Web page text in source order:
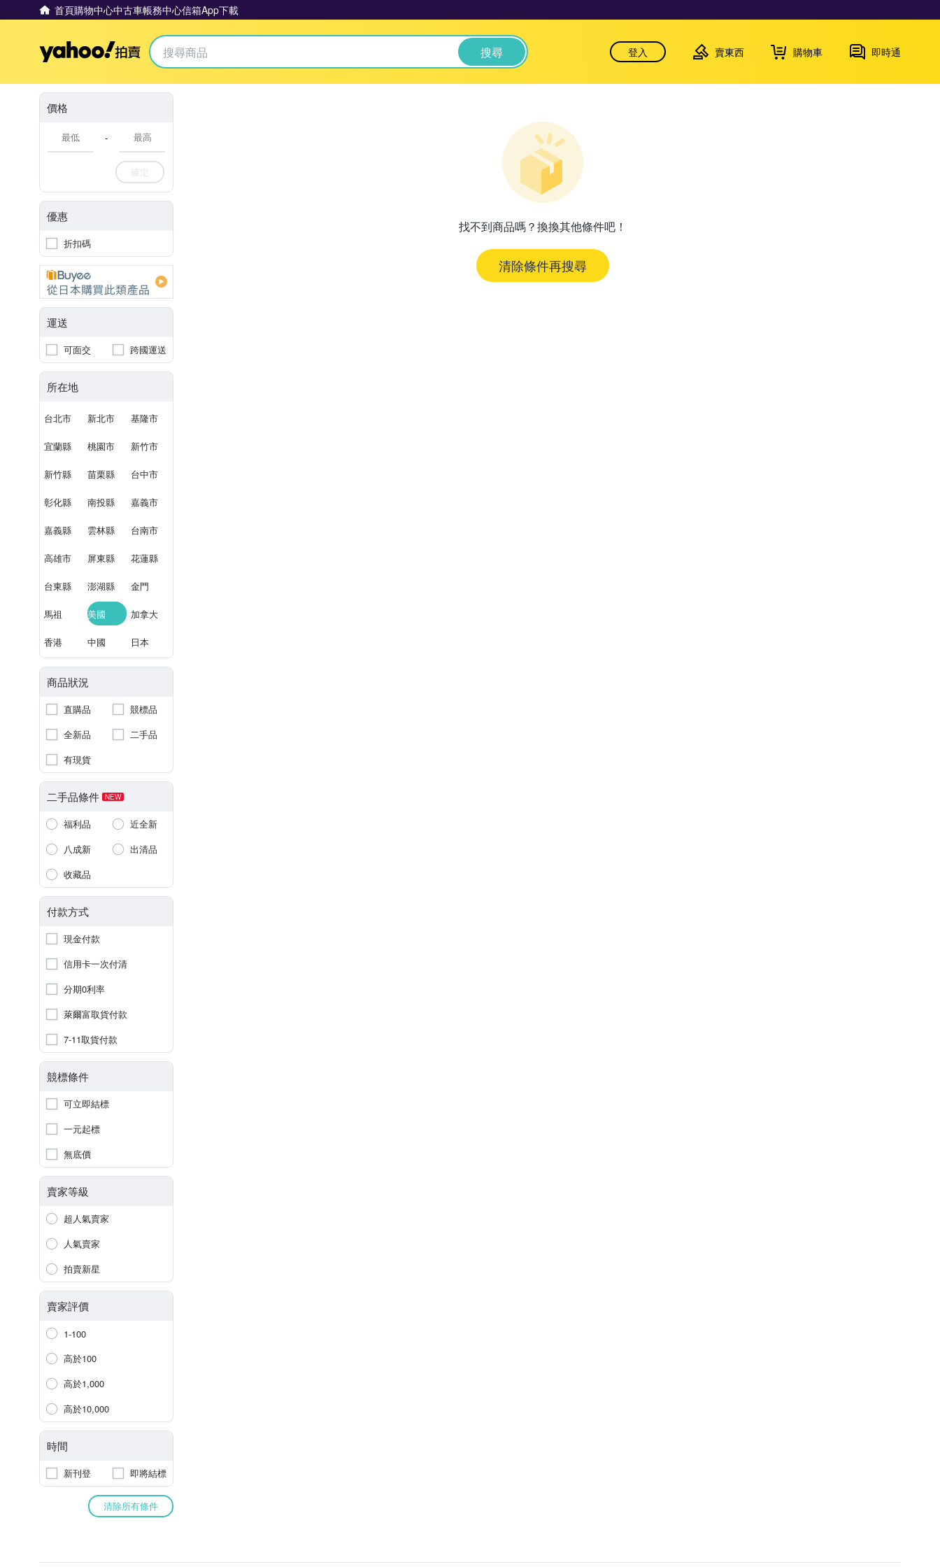
首頁購物中心中古車帳務中心信箱App下載
Yahoo拍賣 搜尋 登入 賣東西 購物車 即時通
價格
-
確定
優惠
折扣碼
運送
可面交 跨國運送
所在地
台北市 新北市 基隆市
宜蘭縣 桃園市 新竹市
新竹縣 苗栗縣 台中市
彰化縣 南投縣 嘉義市
嘉義縣 雲林縣 台南市
高雄市 屏東縣 花蓮縣
台東縣 澎湖縣 金門
馬祖 美國 加拿大
香港 中國 日本
商品狀況
直購品
競標品
全新品
二手品
有現貨
二手品條件 NEW
福利品
近全新
八成新
出清品
收藏品
付款方式
現金付款
信用卡一次付清
分期0利率
萊爾富取貨付款
7-11取貨付款
競標條件
可立即結標
一元起標
無底價
賣家等級
超人氣賣家
人氣賣家
拍賣新星
賣家評價
1-100
高於100
高於1,000
高於10,000
時間
新刊登 即將結標
清除所有條件
找不到商品嗎？換換其他條件吧！
清除條件再搜尋